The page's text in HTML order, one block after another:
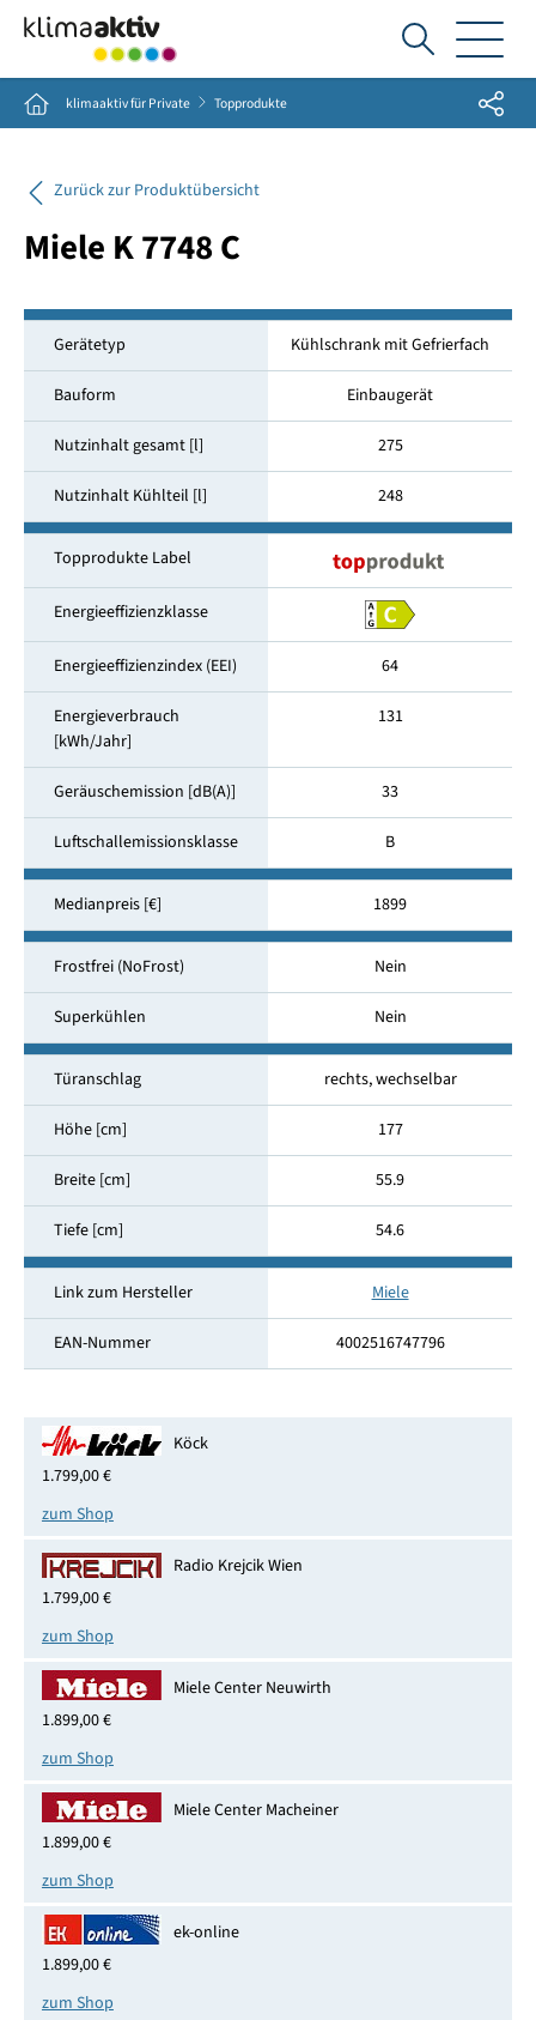
Ich
suche...
Home klimaaktiv für Private Topprodukte Share
Zurück zur Produktübersicht
Miele K 7748 C
Gerätetyp Kühlschrank mit Gefrierfach
Bauform Einbaugerät
Nutzinhalt gesamt [l] 275
Nutzinhalt Kühlteil [l] 248
Topprodukte Label
Energieeffizienzklasse
Energieeffizienzindex (EEI) 64
Energieverbrauch
[kWh/Jahr]
131
Geräuschemission [dB(A)] 33
Luftschallemissionsklasse B
Medianpreis [€] 1899
Frostfrei (NoFrost) Nein
Superkühlen Nein
Türanschlag rechts, wechselbar
Höhe [cm] 177
Breite [cm] 55.9
Tiefe [cm] 54.6
Link zum Hersteller Miele
EAN-Nummer 4002516747796
Köck
1.799,00 €
zum Shop
Radio Krejcik Wien
1.799,00 €
zum Shop
Miele Center Neuwirth
1.899,00 €
zum Shop
Miele Center Macheiner
1.899,00 €
zum Shop
ek-online
1.899,00 €
zum Shop